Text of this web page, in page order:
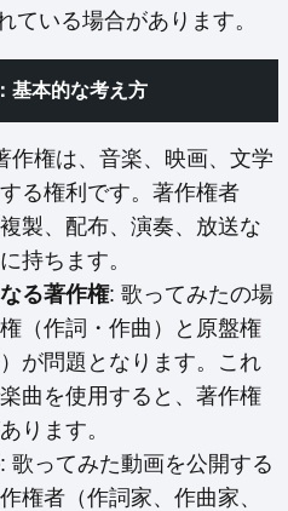
ている場合があります。
基本的な考え方
作権は、音楽、映画、文学
る権利です。著作権者
製、配布、演奏、放送な
持ちます。
る著作権: 歌ってみたの場
（作詞・作曲）と原盤権
が問題となります。これ
曲を使用すると、著作権
ります。
: 歌ってみた動画を公開する
権者（作詞家、作曲家、